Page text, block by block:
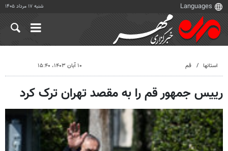
شنبه ۱۷ مرداد ۱۴۰۵
استانها قم ۱۰ آبان ۱۴۰۳، ۱۵:۴۰
رییس جمهور قم را به مقصد تهران ترک کرد